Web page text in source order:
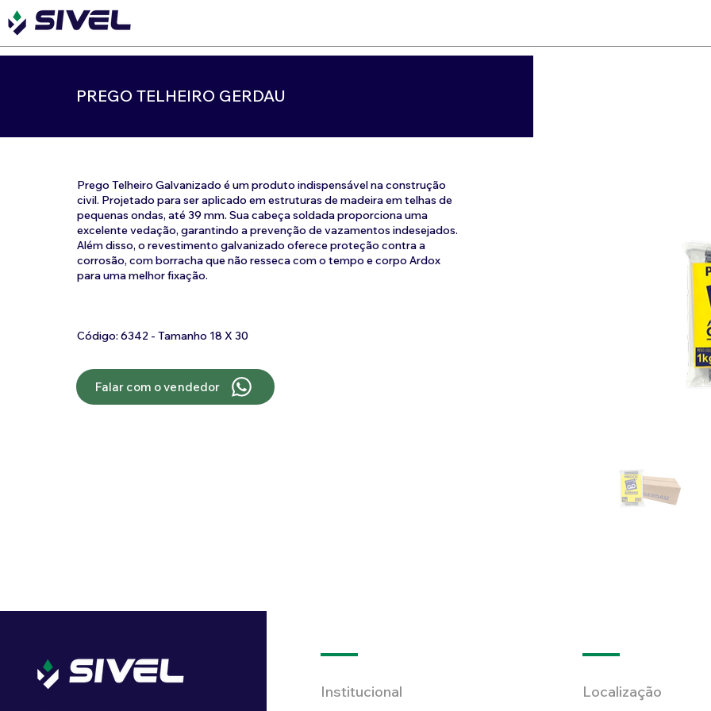
PREGO TELHEIRO GERDAU
Prego Telheiro Galvanizado é um produto indispensável na construção
civil. Projetado para ser aplicado em estruturas de madeira em telhas de
pequenas ondas, até 39 mm. Sua cabeça soldada proporciona uma
excelente vedação, garantindo a prevenção de vazamentos indesejados.
Além disso, o revestimento galvanizado oferece proteção contra a
corrosão, com borracha que não resseca com o tempo e corpo Ardox
para uma melhor fixação.
Código: 6342 - Tamanho 18 X 30
Falar com o vendedor
Institucional Localização